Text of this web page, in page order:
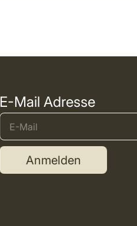
E-Mail Adresse
Anmelden